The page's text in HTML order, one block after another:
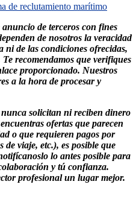
de reclutamiento marítimo
de terceros con fines
de nosotros la veracidad
de las condiciones ofrecidas,
recomendamos que verifiques
proporcionado. Nuestros
a la hora de procesar y
nunca solicitan ni reciben dinero
ofertas que parecen
o que requieren pagos por
de viaje, etc.), es posible que
lo antes posible para
y tú confianza.
profesional un lugar mejor.